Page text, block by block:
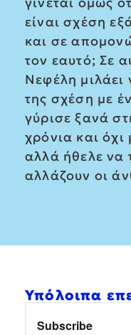
είναι σχέση
και σε
τον εαυτό; Σε
Νεφέλη μιλάει
της σχέση με
γύρισε ξανά
χρόνια και
αλλά ήθελε να
αλλάζουν οι
Υπόλοιπα